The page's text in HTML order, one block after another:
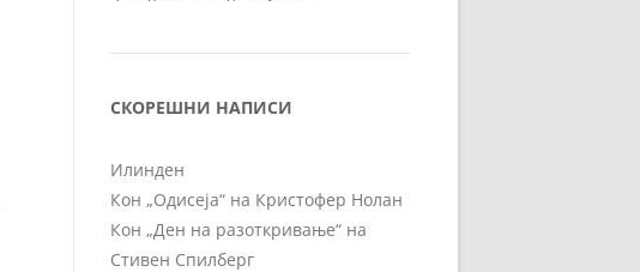
СКОРЕШНИ НАПИСИ
Илинден
Кон „Одисеја“ на Кристофер Нолан
Кон „Ден на разоткривање“ на
Стивен Спилберг